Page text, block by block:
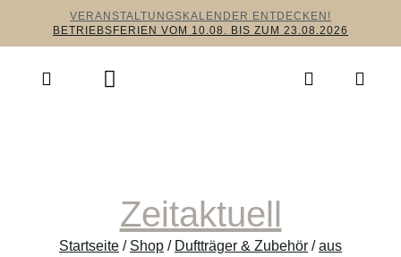
VERANSTALTUNGSKALENDER ENTDECKEN!
BETRIEBSFERIEN VOM 10.08. BIS ZUM 23.08.2026
Zeitaktuell
Startseite / Shop / Duftträger & Zubehör /aus